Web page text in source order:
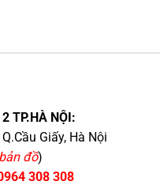
TP.HÀ NỘI:
Giấy, Hà Nội
đồ)
308 308